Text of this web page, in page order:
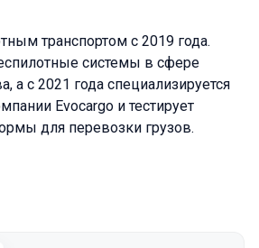
транспортом с 2019 года.
системы в сфере
а с 2021 года специализируется
Evocargo и тестирует
для перевозки грузов.
в сезоне 2023 Autumn